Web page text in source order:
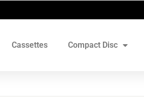
Cassettes Compact Disc